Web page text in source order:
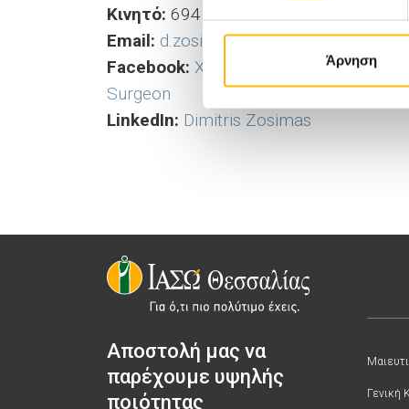
Άρνηση
Κινητό: 6945262011
Email: d.zosimas@gmail.com
Facebook: Χειρουργικό ιατρείο
Surgeon
LinkedIn: Dimitris Zosimas
Αποστολή μας να
παρέχουμε υψηλής
ποιότητας
Γενική